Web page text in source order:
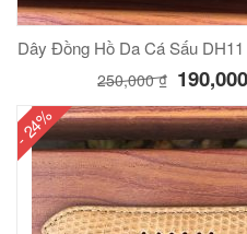
Dây Đồng Hồ Da Cá Sấu
250,000₫ 190,000
- 24%